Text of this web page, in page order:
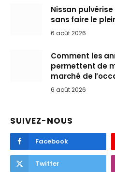
Nissan
sans faire le
6 août 2026
Comment les
permettent de
marché de
6 août 2026
SUIVEZ-NOUS
Facebook
Twitter